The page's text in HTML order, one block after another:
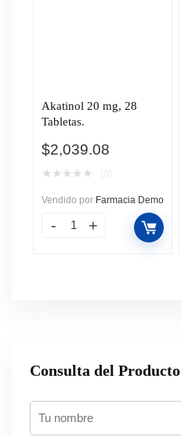
Akatinol 20 mg, 28
Tabletas.
$2,039.08
★ ★ ★ ★ ★
Vendido por Farmacia Demo
Consulta del Producto